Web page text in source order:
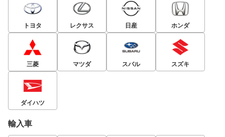
トヨタ レクサス 日産 ホンダ
三菱 マツダ スバル スズキ
ダイハツ
輸入車